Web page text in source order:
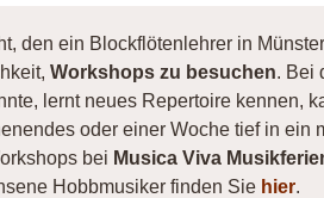
den ein Blockflötenlehrer in
Workshops zu besuchen. Bei
lernt neues Repertoire kennen,
oder einer Woche tief in ein
bei Musica Viva
Hobbmusiker finden Sie hier.